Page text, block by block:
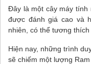
Đây là một cây máy tính
được đánh giá cao và
nhiên, có thể tương thích
Hiện nay, những trình
sẽ chiếm một lượng